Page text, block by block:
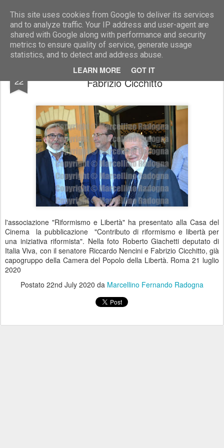
This site uses cookies from Google to deliver its services
and to analyze traffic. Your IP address and user-agent are
shared with Google along with performance and security
metrics to ensure quality of service, generate usage
statistics, and to detect and address abuse.
LEARN MORE GOT IT
Marcellino Radogna - Fotonotizie per la stampa
22
Roberto Giachetti con Riccardo Nencini e
Fabrizio Cicchitto
l'associazione "Riformismo e Libertà" ha presentato alla Casa del
Cinema la pubblicazione "Contributo di riformismo e libertà per
una iniziativa riformista". Nella foto Roberto Giachetti deputato di
Italia Viva, con il senatore Riccardo Nencini e Fabrizio Cicchitto, già
capogruppo della Camera del Popolo della Libertà. Roma 21 luglio
2020
Postato 22nd July 2020 da Marcellino Fernando Radogna